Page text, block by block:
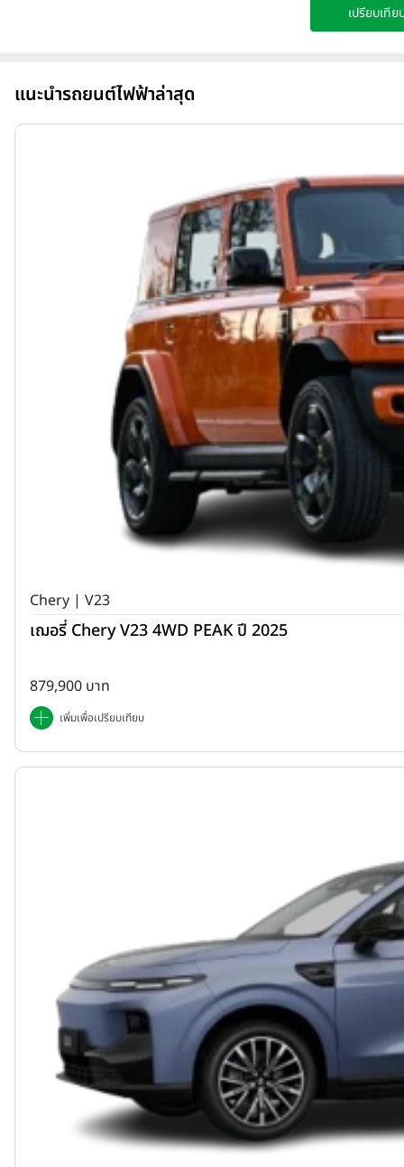
เปรียบเที
แนะนำรถยนต์ไฟฟ้าล่าสุด
Chery | V23
เฌอรี่ Chery V23 4WD PEAK ปี 2025
879,900 บาท
เพิ่มเพื่อเปรียบเทียบ